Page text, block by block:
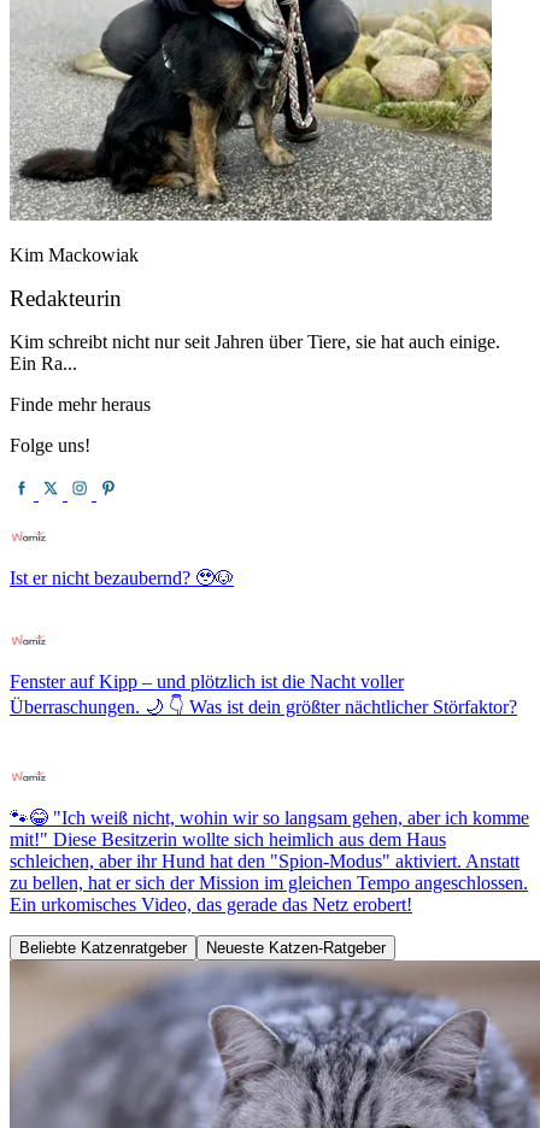
Kim Mackowiak
Redakteurin
Kim schreibt nicht nur seit Jahren über Tiere, sie hat auch einige.
Ein Ra...
Finde mehr heraus
Folge uns!
Ist er nicht bezaubernd? 🥹🐶
Fenster auf Kipp – und plötzlich ist die Nacht voller
Überraschungen. 🌙 👇 Was ist dein größter nächtlicher Störfaktor?
🐾😂 "Ich weiß nicht, wohin wir so langsam gehen, aber ich komme
mit!" Diese Besitzerin wollte sich heimlich aus dem Haus
schleichen, aber ihr Hund hat den "Spion-Modus" aktiviert. Anstatt
zu bellen, hat er sich der Mission im gleichen Tempo angeschlossen.
Ein urkomisches Video, das gerade das Netz erobert!
Beliebte Katzenratgeber Neueste Katzen-Ratgeber